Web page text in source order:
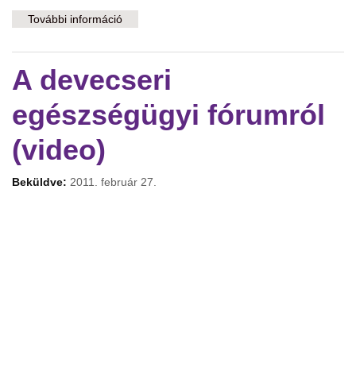
További információ
A devecseri
egészségügyi fórumról
(video)
Beküldve: 2011. február 27.